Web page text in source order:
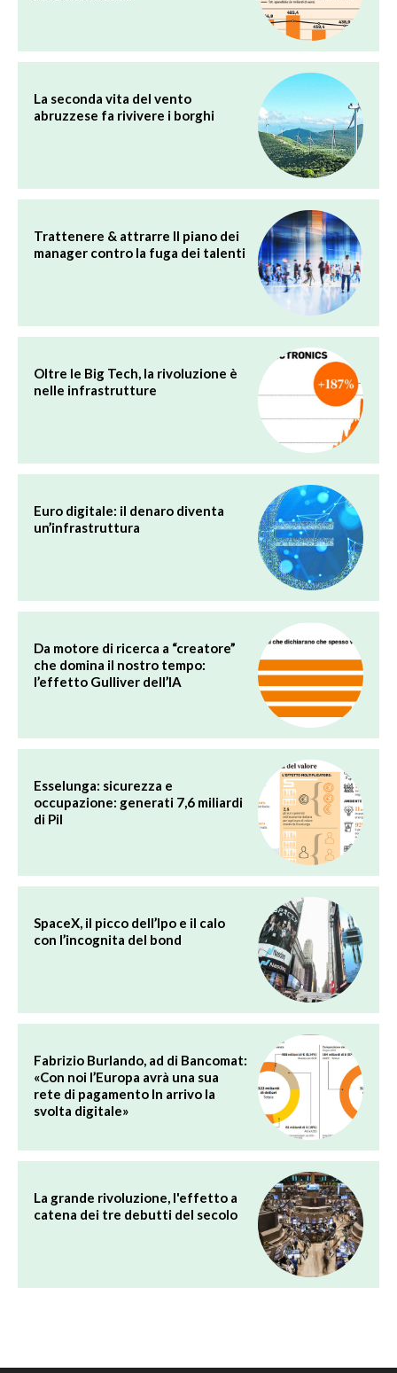
La seconda vita del vento
abruzzese fa rivivere i borghi
Trattenere & attrarre Il piano dei
manager contro la fuga dei talenti
Oltre le Big Tech, la rivoluzione è
nelle infrastrutture
Euro digitale: il denaro diventa
un’infrastruttura
Da motore di ricerca a “creatore”
che domina il nostro tempo:
l’effetto Gulliver dell’IA
Esselunga: sicurezza e
occupazione: generati 7,6 miliardi
di Pil
SpaceX, il picco dell’Ipo e il calo
con l’incognita del bond
Fabrizio Burlando, ad di Bancomat:
«Con noi l’Europa avrà una sua
rete di pagamento In arrivo la
svolta digitale»
La grande rivoluzione, l'effetto a
catena dei tre debutti del secolo